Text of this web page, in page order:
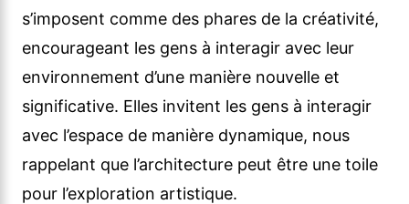
s’imposent comme des phares de la créativité,
encourageant les gens à interagir avec leur
environnement d’une manière nouvelle et
significative. Elles invitent les gens à interagir
avec l’espace de manière dynamique, nous
rappelant que l’architecture peut être une toile
pour l’exploration artistique.